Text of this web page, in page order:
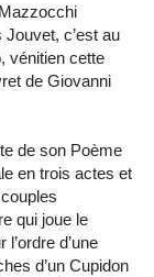
Jouvet, c’est au
vénitien cette
de Giovanni
de son Poème
en trois actes et
qui joue le
d’une
d’un Cupidon